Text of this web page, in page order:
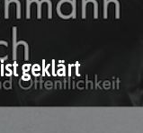
geklärt